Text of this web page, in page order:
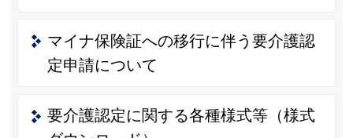
マイナ保険証への移行に伴う要介護認
定申請について
要介護認定に関する各種様式等（様式